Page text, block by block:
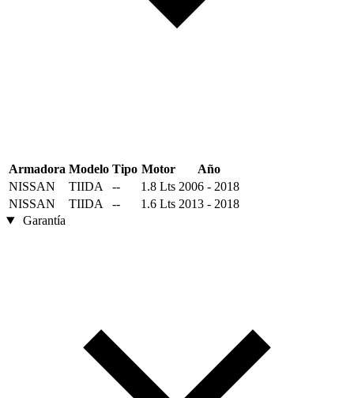
Armadora Modelo Tipo Motor
Año
NISSAN
TIIDA -- 1.8 Lts 2006 - 2018
NISSAN
TIIDA -- 1.6 Lts 2013 - 2018
Garantía